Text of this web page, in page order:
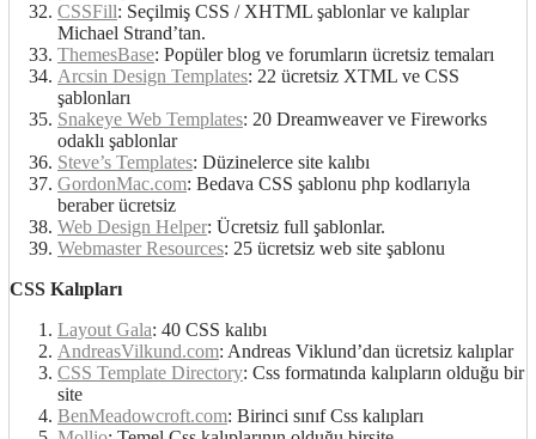
CSSFill: Seçilmiş CSS / XHTML şablonlar ve kalıplar
Michael Strand’tan.
ThemesBase: Popüler blog ve forumların ücretsiz temaları
Arcsin Design Templates: 22 ücretsiz XTML ve CSS
şablonları
Snakeye Web Templates: 20 Dreamweaver ve Fireworks
odaklı şablonlar
Steve’s Templates: Düzinelerce site kalıbı
GordonMac.com: Bedava CSS şablonu php kodlarıyla
beraber ücretsiz
Web Design Helper: Ücretsiz full şablonlar.
Webmaster Resources: 25 ücretsiz web site şablonu
CSS Kalıpları
Layout Gala: 40 CSS kalıbı
AndreasVilkund.com: Andreas Viklund’dan ücretsiz kalıplar
CSS Template Directory: Css formatında kalıpların olduğu bir
site
BenMeadowcroft.com: Birinci sınıf Css kalıpları